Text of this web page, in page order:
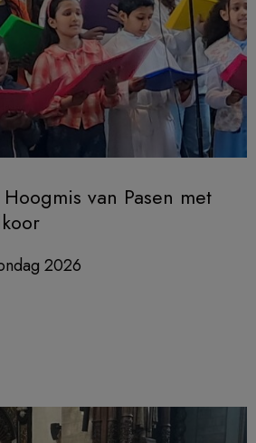
van Pasen met
2026